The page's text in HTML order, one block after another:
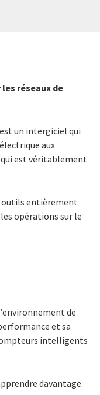
réseaux de
un intergiciel qui
aux
qui est véritablement
outils entièrement
opérations sur le
de
et sa
intelligents
davantage.